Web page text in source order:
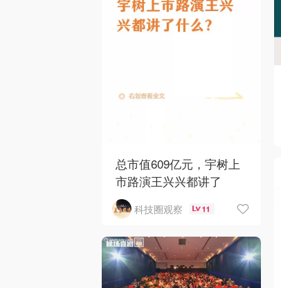
总市值609亿元，宇树上
市路演王兴兴都讲了
科技圈观察 11